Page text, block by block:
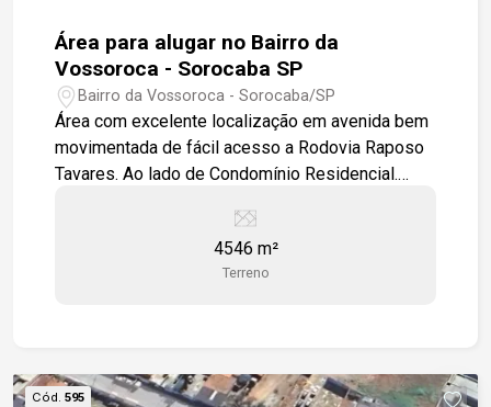
Área para alugar no Bairro da
Vossoroca - Sorocaba SP
Bairro da Vossoroca - Sorocaba/SP
Área com excelente localização em avenida bem
movimentada de fácil acesso a Rodovia Raposo
Tavares. Ao lado de Condomínio Residencial.
de saber mais informações ou agendar uma
4546 m²
Terreno
Cód. 595